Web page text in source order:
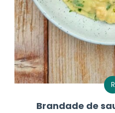
R
Brandade de